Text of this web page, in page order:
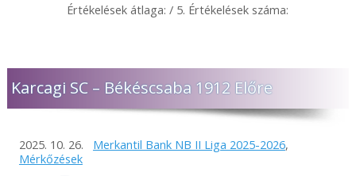
Értékelések átlaga:/ 5. Értékelések száma:
Karcagi SC – Békéscsaba 1912 Előre
2025. 10. 26. Merkantil Bank NB II Liga 2025-2026,
Mérkőzések